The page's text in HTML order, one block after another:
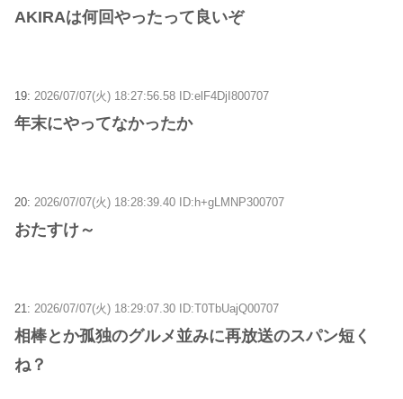
AKIRAは何回やったって良いぞ
19: 2026/07/07(火) 18:27:56.58 ID:elF4DjI800707
年末にやってなかったか
20: 2026/07/07(火) 18:28:39.40 ID:h+gLMNP300707
おたすけ～
21: 2026/07/07(火) 18:29:07.30 ID:T0TbUajQ00707
相棒とか孤独のグルメ並みに再放送のスパン短く
ね？